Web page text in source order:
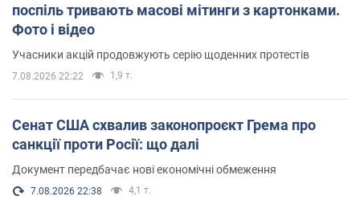
поспіль тривають масові мітинги з картонками.
Фото і відео
Учасники акцій продовжують серію щоденних протестів
7.08.2026 22:22 1,9 т.
Сенат США схвалив законопроєкт Грема про
санкції проти Росії: що далі
Документ передбачає нові економічні обмеження
7.08.2026 22:38 4,1 т.